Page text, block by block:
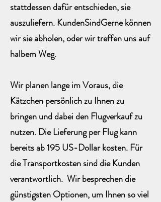
stattdessen dafür entschieden, sie
auszuliefern. KundenSindGerne können
wir sie abholen, oder wir treffen uns auf
halbem Weg.
Wir planen lange im Voraus, die
Kätzchen persönlich zu Ihnen zu
bringen und dabei den Flugverkauf zu
nutzen. Die Lieferung per Flug kann
bereits ab 195 US-Dollar kosten. Für
die Transportkosten sind die Kunden
verantwortlich. Wir besprechen die
günstigsten Optionen, um Ihnen so viel